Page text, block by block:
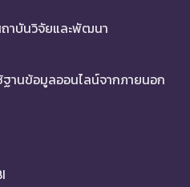
าบันวิจัยและพัฒนา
ฐานข้อมูลออนไลน์จากภายนอก